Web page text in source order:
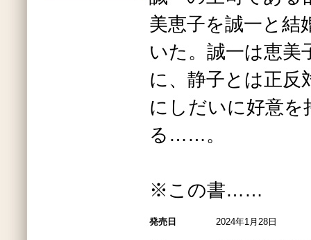
美恵子を誠一と結
いた。誠一は恵美
に、静子とは正反
にしだいに好意を
る……。
※この書……
発売日 2024年1月28日